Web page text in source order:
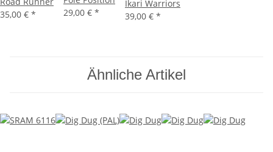
35,00 € *
29,00 € *
Ikari Warriors
39,00 € *
Ähnliche Artikel